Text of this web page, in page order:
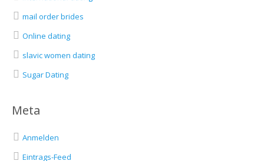
mail order brides
Online dating
slavic women dating
Sugar Dating
Meta
Anmelden
Eintrags-Feed